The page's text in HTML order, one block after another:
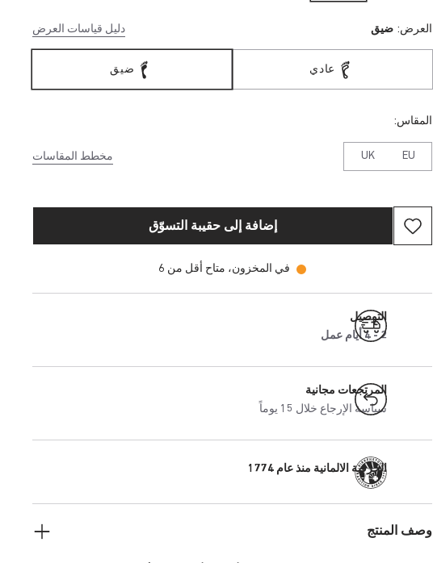
العرض: ضيق دليل قياسات العرض
عادي ضيق
مخطط المقاسات
المقاس:
EU
UK
إضافة إلى حقيبة التسوّق
في المخزون، متاح أقل من 6
التوصيل
2 - 4 أيام عمل
المرتجعات مجانية
سياسة الإرجاع خلال 15 يوماً
الحرفية الالمانية منذ عام 1774
وصف المنتج